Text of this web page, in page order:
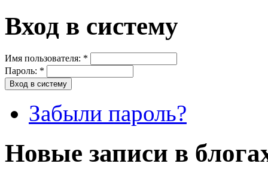
Вход в систему
Имя пользователя: *
Пароль: *
Забыли пароль?
Новые записи в